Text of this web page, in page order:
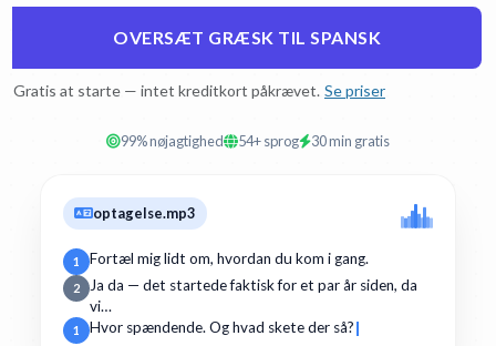
OVERSÆT GRÆSK TIL SPANSK
Gratis at starte — intet kreditkort påkrævet. Se priser
99% nøjagtighed 54+ sprog 30 min gratis
optagelse.mp3
1 Fortæl mig lidt om, hvordan du kom i gang.
2
Ja da — det startede faktisk for et par år siden, da
vi…
1 Hvor spændende. Og hvad skete der så?